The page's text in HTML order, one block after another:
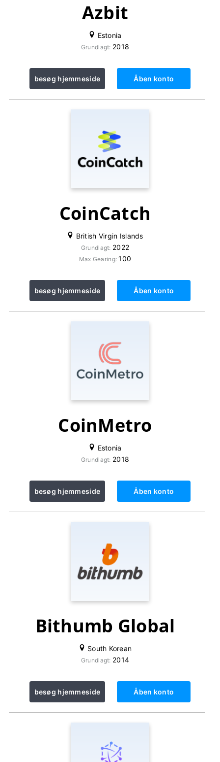
Azbit
Estonia
Grundlagt: 2018
besøg hjemmeside Åben konto
CoinCatch
British Virgin Islands
Grundlagt: 2022
Max Gearing:100
besøg hjemmeside Åben konto
CoinMetro
Estonia
Grundlagt: 2018
besøg hjemmeside Åben konto
Bithumb Global
South Korean
Grundlagt: 2014
besøg hjemmeside Åben konto